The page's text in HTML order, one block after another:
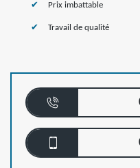
Prix imbattable
Travail de qualité